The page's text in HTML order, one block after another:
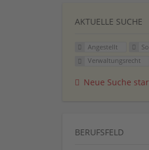
AKTUELLE SUCHE
Angestellt
Verwaltungsrecht
Neue Suche
BERUFSFELD